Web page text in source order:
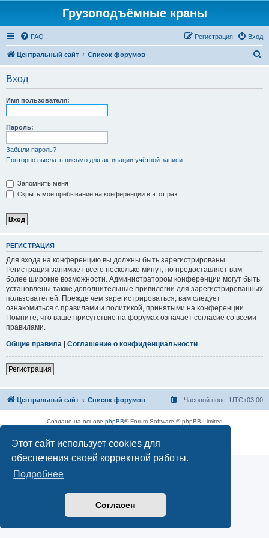
Этот сайт использует cookies для
обеспечения своей корректной работы.
Подробнее
Согласен
Грузоподъёмные краны
FAQ Вход
Регистрация
Центральный сайт Список форумов
Вход
Имя пользователя:
Пароль:
Забыли пароль?
Повторно выслать письмо для активации учётной записи
Запомнить меня
Скрыть моё пребывание на конференции в этот раз
РЕГИСТРАЦИЯ
Для входа на конференцию вы должны быть зарегистрированы.
Регистрация занимает всего несколько минут, но предоставляет вам
более широкие возможности. Администратором конференции могут быть
установлены также дополнительные привилегии для зарегистрированных
пользователей. Прежде чем зарегистрироваться, вам следует
ознакомиться с правилами и политикой, принятыми на конференции.
Помните, что ваше присутствие на форумах означает согласие со всеми
правилами.
Общие правила | Соглашение о конфиденциальности
Регистрация
Центральный сайт Список форумов Часовой пояс: UTC+03:00
Создано на основе phpBB® Forum Software © phpBB Limited
Конфиденциальность|Правила